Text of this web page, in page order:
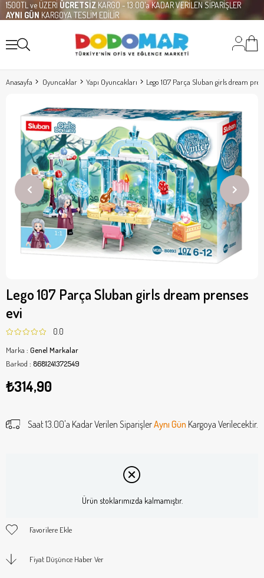
1500TL ve ÜZERİ ÜCRETSİZ KARGO - 13:00'a KADAR VERİLEN SİPARİŞLER
AYNI GÜN KARGOYA TESLİM EDİLİR
Anasayfa Oyuncaklar Yapı Oyuncakları Lego 107 Parça Sluban girls dream
Lego 107 Parça Sluban girls dream prenses
evi
0.0
Marka : Genel Markalar
Barkod : 8681241372549
₺314,90
Saat 13.00'a Kadar Verilen SiparişlerAynı Gün Kargoya Verilecektir.
Ürün stoklarımızda kalmamıştır.
Favorilere Ekle
Fiyat Düşünce Haber Ver